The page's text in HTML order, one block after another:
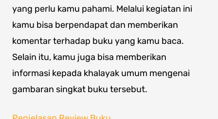
yang perlu kamu pahami. Melalui kegiatan ini
kamu bisa berpendapat dan memberikan
komentar terhadap buku yang kamu baca.
Selain itu, kamu juga bisa memberikan
informasi kepada khalayak umum mengenai
gambaran singkat buku tersebut.